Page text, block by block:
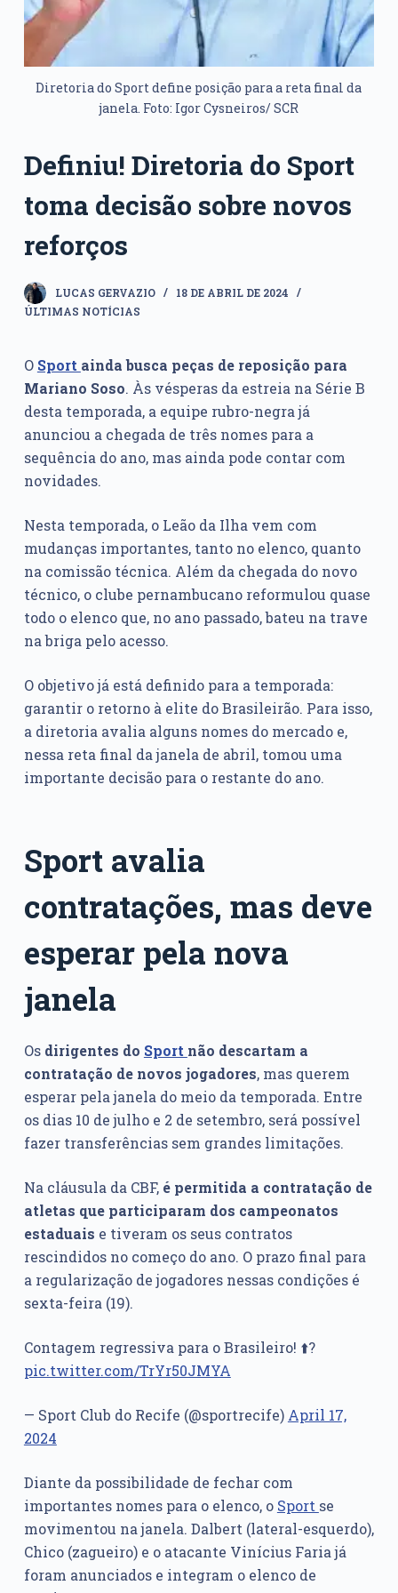
Diretoria do Sport define posição para a reta final da
janela. Foto: Igor Cysneiros/ SCR
Definiu! Diretoria do Sport
toma decisão sobre novos
reforços
LUCAS GERVAZIO
18 DE ABRIL DE 2024
ÚLTIMAS NOTÍCIAS
O Sport ainda busca peças de reposição para
Mariano Soso. Às vésperas da estreia na Série B
desta temporada, a equipe rubro-negra já
anunciou a chegada de três nomes para a
sequência do ano, mas ainda pode contar com
novidades.
Nesta temporada, o Leão da Ilha vem com
mudanças importantes, tanto no elenco, quanto
na comissão técnica. Além da chegada do novo
técnico, o clube pernambucano reformulou quase
todo o elenco que, no ano passado, bateu na trave
na briga pelo acesso.
O objetivo já está definido para a temporada:
garantir o retorno à elite do Brasileirão. Para isso,
a diretoria avalia alguns nomes do mercado e,
nessa reta final da janela de abril, tomou uma
importante decisão para o restante do ano.
Sport avalia
contratações, mas deve
esperar pela nova
janela
Os dirigentes do Sport não descartam a
contratação de novos jogadores, mas querem
esperar pela janela do meio da temporada. Entre
os dias 10 de julho e 2 de setembro, será possível
fazer transferências sem grandes limitações.
Na cláusula da CBF, é permitida a contratação de
atletas que participaram dos campeonatos
estaduais e tiveram os seus contratos
rescindidos no começo do ano. O prazo final para
a regularização de jogadores nessas condições é
sexta-feira (19).
Contagem regressiva para o Brasileiro! ⬆️?
pic.twitter.com/TrYr50JMYA
— Sport Club do Recife (@sportrecife) April 17,
2024
Diante da possibilidade de fechar com
importantes nomes para o elenco, o Sport se
movimentou na janela. Dalbert (lateral-esquerdo),
Chico (zagueiro) e o atacante Vinícius Faria já
foram anunciados e integram o elenco de